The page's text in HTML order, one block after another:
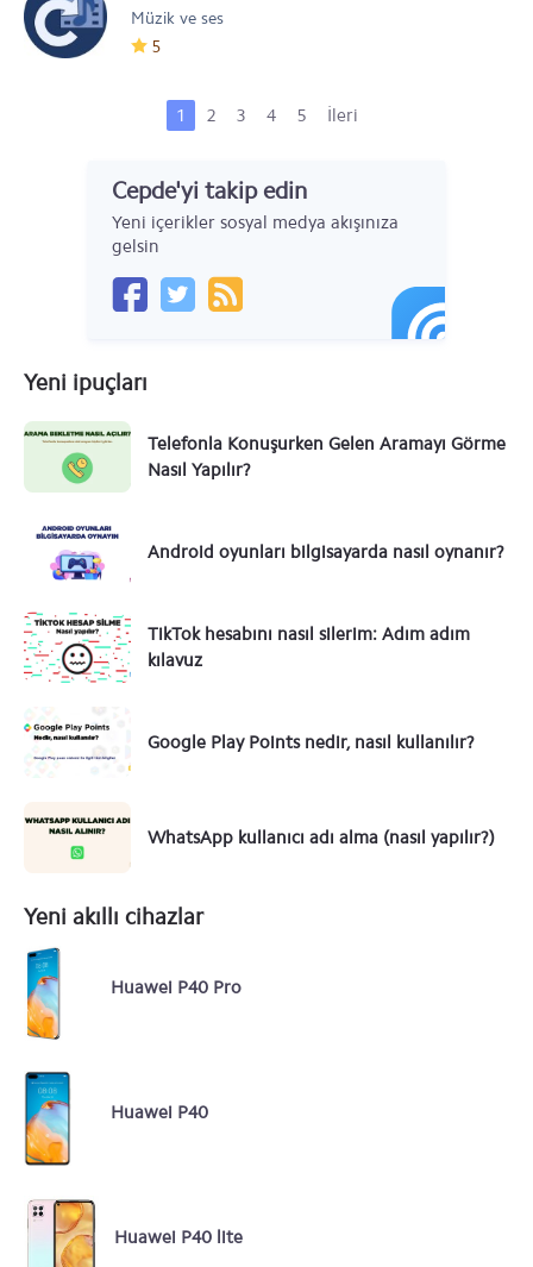
Müzik ve ses
5
1 2 3 4 5 İleri
Cepde'yi takip edin
Yeni içerikler sosyal medya akışınıza
gelsin
Yeni ipuçları
Telefonla Konuşurken Gelen Aramayı Görme
Nasıl Yapılır?
Android oyunları bilgisayarda nasıl oynanır?
TikTok hesabını nasıl silerim: Adım adım
kılavuz
Google Play Points nedir, nasıl kullanılır?
WhatsApp kullanıcı adı alma (nasıl yapılır?)
Yeni akıllı cihazlar
Huawei P40 Pro
Huawei P40
Huawei P40 lite